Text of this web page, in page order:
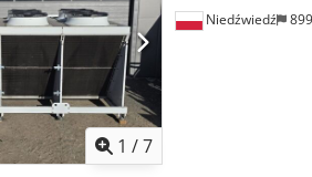
1 /7
Niedźwiedź